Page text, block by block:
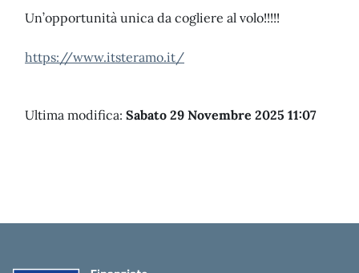
Un’opportunità unica da cogliere al volo!!!!!
https://www.itsteramo.it/
Ultima modifica: Sabato 29 Novembre 2025 11:07